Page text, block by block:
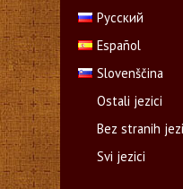
Русский
Español
Slovenščina
Ostali jezici
Bez stranih
Svi jezici